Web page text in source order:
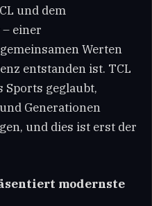
und dem
einer
Werten
entstanden ist. TCL
Sports geglaubt,
Generationen
und dies ist erst der
modernste